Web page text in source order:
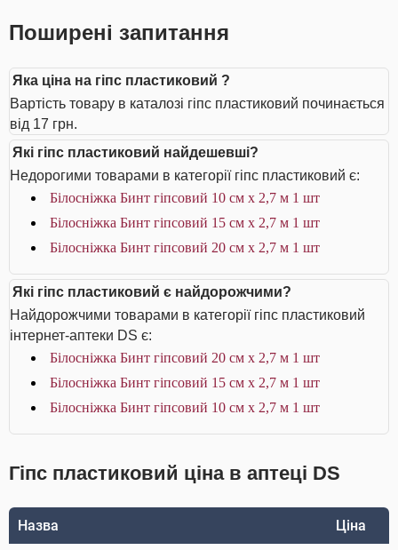
Поширені запитання
Яка ціна на гіпс пластиковий ?
Вартість товару в каталозі гіпс пластиковий починається
від 17 грн.
Які гіпс пластиковий найдешевші?
Недорогими товарами в категорії гіпс пластиковий є:
Білосніжка Бинт гіпсовий 10 см х 2,7 м 1 шт
Білосніжка Бинт гіпсовий 15 см х 2,7 м 1 шт
Білосніжка Бинт гіпсовий 20 см х 2,7 м 1 шт
Які гіпс пластиковий є найдорожчими?
Найдорожчими товарами в категорії гіпс пластиковий
інтернет-аптеки DS є:
Білосніжка Бинт гіпсовий 20 см х 2,7 м 1 шт
Білосніжка Бинт гіпсовий 15 см х 2,7 м 1 шт
Білосніжка Бинт гіпсовий 10 см х 2,7 м 1 шт
Гіпс пластиковий ціна в аптеці DS
Назва Ціна